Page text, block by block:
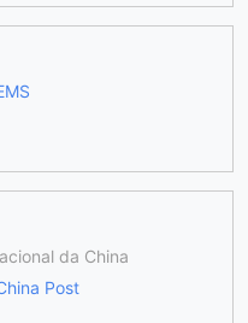
da China
Post